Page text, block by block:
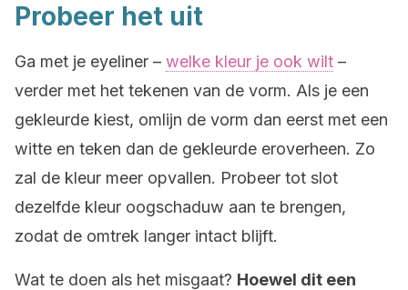
Probeer het uit
Ga met je eyeliner – welke kleur je ook wilt –
verder met het tekenen van de vorm. Als je een
gekleurde kiest, omlijn de vorm dan eerst met een
witte en teken dan de gekleurde eroverheen. Zo
zal de kleur meer opvallen. Probeer tot slot
dezelfde kleur oogschaduw aan te brengen,
zodat de omtrek langer intact blijft.
Wat te doen als het misgaat? Hoewel dit een